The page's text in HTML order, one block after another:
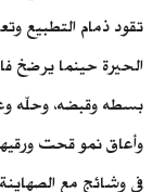
تقود ذمام التطبيع
الحيرة حينما يرضخ
بسطه وقبضه، وحلّه
وأعاق نمو قحت
في وشائج مع